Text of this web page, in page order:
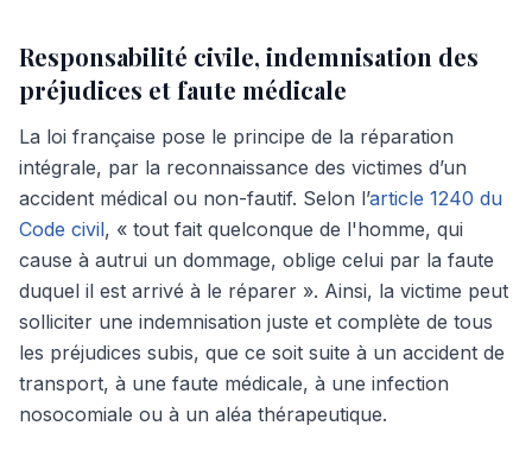
Responsabilité civile, indemnisation des
préjudices et faute médicale
La loi française pose le principe de la réparation
intégrale, par la reconnaissance des victimes d’un
accident médical ou non-fautif. Selon l’article 1240 du
Code civil, « tout fait quelconque de l'homme, qui
cause à autrui un dommage, oblige celui par la faute
duquel il est arrivé à le réparer ». Ainsi, la victime peut
solliciter une indemnisation juste et complète de tous
les préjudices subis, que ce soit suite à un accident de
transport, à une faute médicale, à une infection
nosocomiale ou à un aléa thérapeutique.